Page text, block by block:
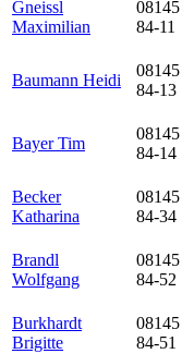
Gneissl
Maximilian
08145
84-11
Baumann Heidi
08145
84-13
Bayer Tim
08145
84-14
Becker
Katharina
08145
84-34
Brandl
Wolfgang
08145
84-52
Burkhardt
Brigitte
08145
84-51